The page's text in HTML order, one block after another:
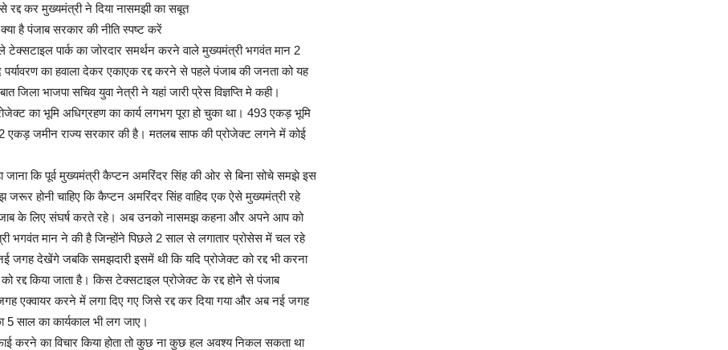
रद्द कर मुख्यमंत्री ने दिया नासमझी का सबूत
है पंजाब सरकार की नीति स्पष्ट करें
पार्क का जोरदार समर्थन करने वाले मुख्यमंत्री भगवंत मान 2
पर्यावरण का हवाला देकर एकाएक रद्द करने से पहले पंजाब की जनता को यह
भाजपा सचिव युवा नेत्री ने यहां जारी प्रेस विज्ञप्ति मे कही।
का भूमि अधिग्रहण का कार्य लगभग पूरा हो चुका था। 493 एकड़ भूमि
एकड़ जमीन राज्य सरकार की है। मतलब साफ की प्रोजेक्ट लगने में कोई
कि पूर्व मुख्यमंत्री कैप्टन अमरिंदर सिंह की ओर से बिना सोचे समझे इस
होनी चाहिए कि कैप्टन अमरिंदर सिंह वाहिद एक ऐसे मुख्यमंत्री रहे
के लिए संघर्ष करते रहे। अब उनको नासमझ कहना और अपने आप को
भगवंत मान ने की है जिन्होंने पिछले 2 साल से लगातार प्रोसेस में चल रहे
जगह देखेंगे जबकि समझदारी इसमें थी कि यदि प्रोजेक्ट को रद्द भी करना
किया जाता है। किस टेक्सटाइल प्रोजेक्ट के रद्द होने से पंजाब
एक्वायर करने में लगा दिए गए जिसे रद्द कर दिया गया और अब नई जगह
साल का कार्यकाल भी लग जाए।
करने का विचार किया होता तो कुछ ना कुछ हल अवश्य निकल सकता था